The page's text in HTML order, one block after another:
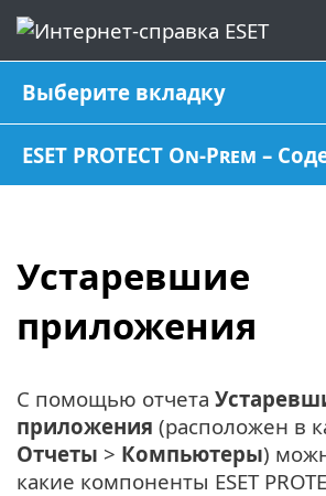
Выберите вкладку
ESET PROTECT On-Prem –
Устаревшие
приложения
С помощью отчета
приложения (расположен в
Отчеты > Компьютеры)
какие компоненты ESET